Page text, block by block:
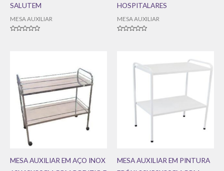
SALUTEM
MESA AUXILIAR
HOSPITALARES
MESA AUXILIAR
MESA AUXILIAR EM AÇO INOX
MESA AUXILIAR EM PINTURA